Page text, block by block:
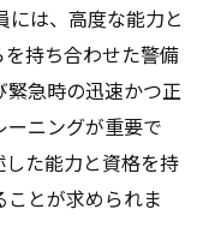
には、高度な能力と
持ち合わせた警備
緊急時の迅速かつ正
ニングが重要で
た能力と資格を持
とが求められま